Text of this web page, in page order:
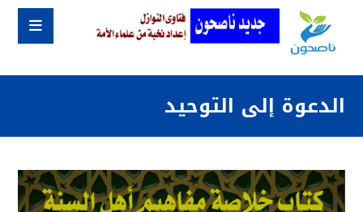
الدعوة إلى التوحيد